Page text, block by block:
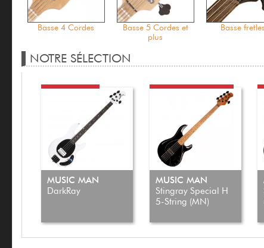
Basse 4 Cordes
Basse 5 Cordes et
plus
Basse
NOTRE SÉLECTION
MUSIC MAN
DarkRay
MUSIC MAN
Stingray Special H
5-String (MN)